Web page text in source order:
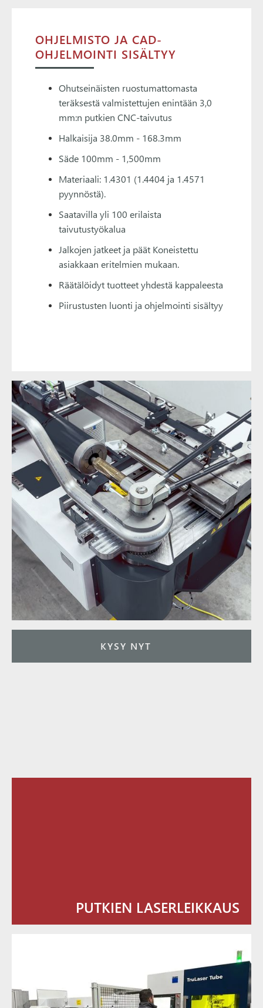
KYSY NYT
OHJELMISTO JA CAD-
OHJELMOINTI SISÄLTYY
Ohutseinäisten ruostumattomasta
teräksestä valmistettujen enintään 3,0
mm:n putkien CNC-taivutus
Halkaisija 38.0mm - 168.3mm
Säde 100mm - 1,500mm
Materiaali: 1.4301 (1.4404 ja 1.4571
pyynnöstä).
Saatavilla yli 100 erilaista
taivutustyökalua
Jalkojen jatkeet ja päät Koneistettu
asiakkaan eritelmien mukaan.
Räätälöidyt tuotteet yhdestä kappaleesta
Piirustusten luonti ja ohjelmointi sisältyy
PUTKIEN LASERLEIKKAUS